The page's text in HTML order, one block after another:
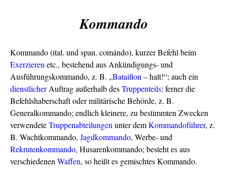
Kommando
Kommando (ital. und span. comándo), kurzer Befehl beim
Exerzierenetc., bestehend aus Ankündigungs- und
Ausführungskommando, z. B. „Bataillon– halt!“; auch ein
dienstlicherAuftrag außerhalb desTruppenteils; ferner die
Befehlshaberschaft oder militärische Behörde, z. B.
Generalkommando; endlich kleinere, zu bestimmten Zwecken
verwendeteTruppenabteilungenunter demKommandoführer, z.
B. Wachtkommando, Jagdkommando, Werbe- und
Rekrutenkommando, Husarenkommando; besteht es aus
verschiedenenWaffen, so heißt es gemischtes Kommando.